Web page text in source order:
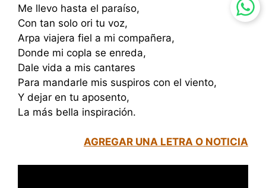
Me llevo hasta el paraíso,
Con tan solo ori tu voz,
Arpa viajera fiel a mi compañera,
Donde mi copla se enreda,
Dale vida a mis cantares
Para mandarle mis suspiros con el viento,
Y dejar en tu aposento,
La más bella inspiración.
AGREGAR UNA LETRA O NOTICIA